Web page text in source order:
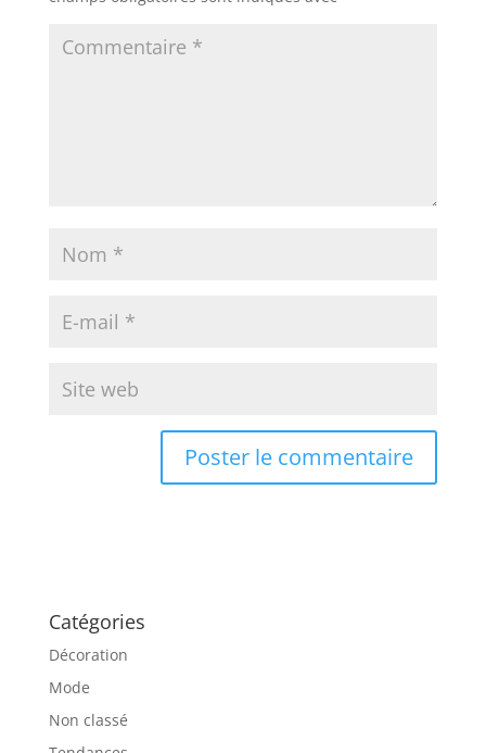
Catégories
Décoration
Mode
Non classé